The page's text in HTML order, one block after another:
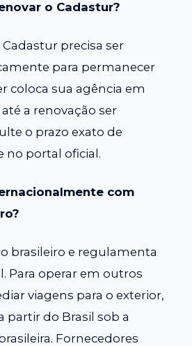
o Cadastur?
precisa ser
para permanecer
coloca sua agência em
a renovação ser
o prazo exato de
no portal oficial.
com
brasileiro e regulamenta
Para operar em outros
viagens para o exterior,
partir do Brasil sob a
Fornecedores